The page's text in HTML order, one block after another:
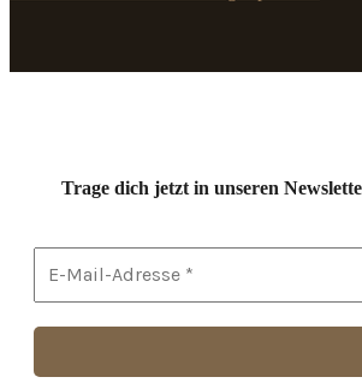
Trage dich jetzt in unseren